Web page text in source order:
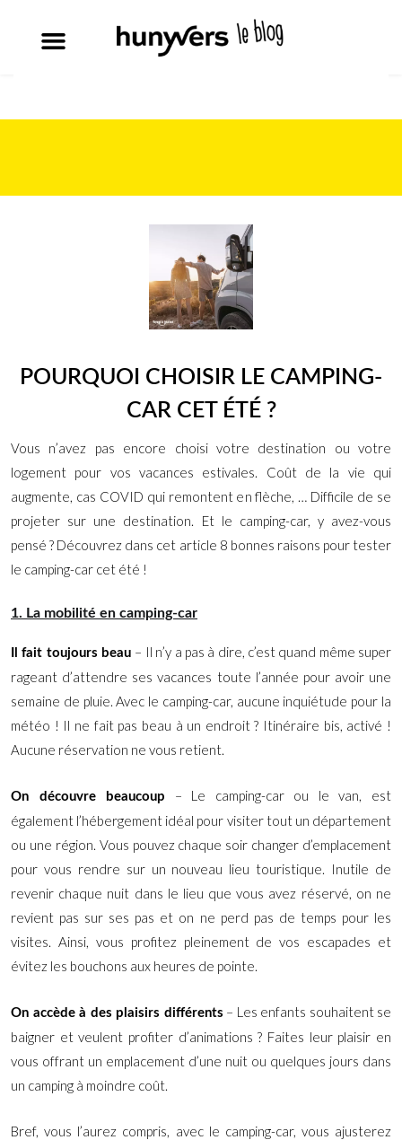
POURQUOI CHOISIR LE CAMPING-
CAR CET ÉTÉ ?
Vous n’avez pas encore choisi votre destination ou votre
logement pour vos vacances estivales. Coût de la vie qui
augmente, cas COVID qui remontent en flèche, … Difficile de se
projeter sur une destination. Et le camping-car, y avez-vous
pensé ? Découvrez dans cet article 8 bonnes raisons pour tester
le camping-car cet été !
1. La mobilité en camping-car
Il fait toujours beau – Il n’y a pas à dire, c’est quand même super
rageant d’attendre ses vacances toute l’année pour avoir une
semaine de pluie. Avec le camping-car, aucune inquiétude pour la
météo ! Il ne fait pas beau à un endroit ? Itinéraire bis, activé !
Aucune réservation ne vous retient.
On découvre beaucoup
– Le camping-car ou le van, est
également l’hébergement idéal pour visiter tout un département
ou une région. Vous pouvez chaque soir changer d’emplacement
pour vous rendre sur un nouveau lieu touristique. Inutile de
revenir chaque nuit dans le lieu que vous avez réservé, on ne
revient pas sur ses pas et on ne perd pas de temps pour les
visites. Ainsi, vous profitez pleinement de vos escapades et
évitez les bouchons aux heures de pointe.
On accède à des plaisirs différents – Les enfants souhaitent se
baigner et veulent profiter d’animations ? Faites leur plaisir en
vous offrant un emplacement d’une nuit ou quelques jours dans
un camping à moindre coût.
Bref, vous l’aurez compris, avec le camping-car, vous ajusterez